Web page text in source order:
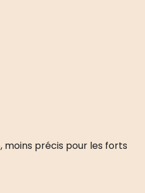
moins précis pour les forts